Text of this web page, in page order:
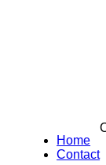
Home
Contact